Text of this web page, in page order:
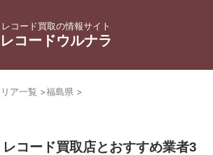
レコード買取の情報サイト
レコードウルナラ
ア一覧 >福島県 >
レコード買取店とおすすめ業者3